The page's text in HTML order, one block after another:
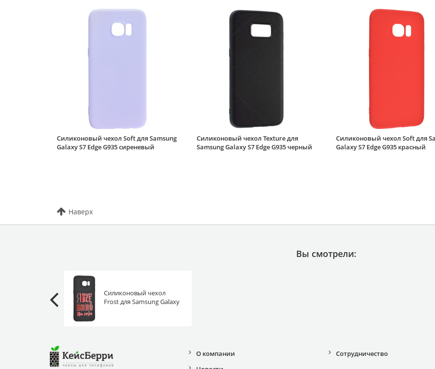
Силиконовый чехол Soft для Samsung
Galaxy S7 Edge G935 сиреневый
Силиконовый чехол Texture для
Samsung Galaxy S7 Edge G935 черный
Силиконовый чехол Soft для
Galaxy S7 Edge G935 красный
Наверх
Вы смотрели:
Силиконовый чехол
Frost для Samsung Galaxy
О компании
Сотрудничество